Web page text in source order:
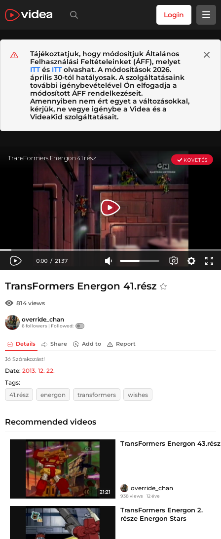
Login
Tájékoztatjuk, hogy módosítjuk Általános
Felhasználási Feltételeinket (ÁFF), melyet
ITTés ITTolvashat. A módosítások 2026.
április 30-tól hatályosak. A szolgáltatásaink
további igénybevételével Ön elfogadja a
módosított ÁFF rendelkezéseit.
Amennyiben nem ért egyet a változásokkal,
kérjük, ne vegye igénybe a Videa és a
VideaKid szolgáltatásait.
TransFormers Energon 41.rész
814 views
override_chan
6 followers | Followed:
Details Share Add to Report
Jó Szórakozást!
Date: 2013. 12. 22.
Tags:
41.rész
energon transformers wishes
Recommended videos
21:21
TransFormers Energon 43.rész
override_chan
938 views 12 éve
TransFormers Energon 2.
része Energon Stars